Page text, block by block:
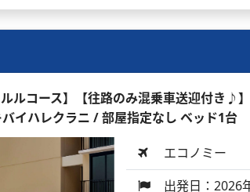
ルコース】【往路のみ混乗車送迎付き♪
イハレクラニ / 部屋指定なし ベッド1台
エコノミー
出発日：2026